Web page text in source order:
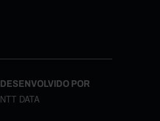
DESENVOLVIDO POR
NTT DATA